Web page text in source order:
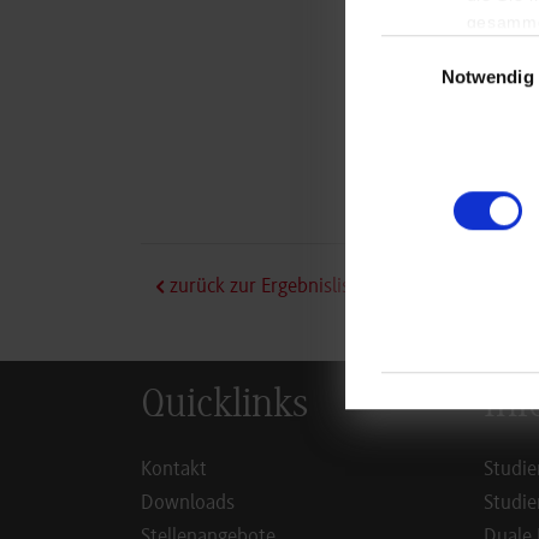
Notwendig
zurück zur Ergebnisliste
Quicklinks
Kontakt
Downloads